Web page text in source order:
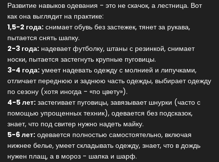
Развитие навыков одевания - это не скачок, а лестница. Вот
как она выглядит на практике:
1,5-2 года: снимает обувь без застежек, тянет за рукава,
пытается снять шапку.
2-3 года: надевает футболку, штаны с резинкой, снимает
носки, пытается застегнуть крупные пуговицы.
3-4 года: умеет надевать одежду с молнией и липучками,
отличает переднюю и заднюю часть одежды, выбирает одежду
по сезону (хотя иногда - «по цвету»).
4-5 лет: застегивает пуговицы, завязывает шнурки (часто с
помощью упрощенных техник), одевается без подсказок,
знает, что под свитер нужно надеть майку.
5-6 лет: одевается полностью самостоятельно, включая
нижнее белье, умеет складывать одежду, знает, что в дождь
нужен плащ, а в мороз - шапка и шарф.